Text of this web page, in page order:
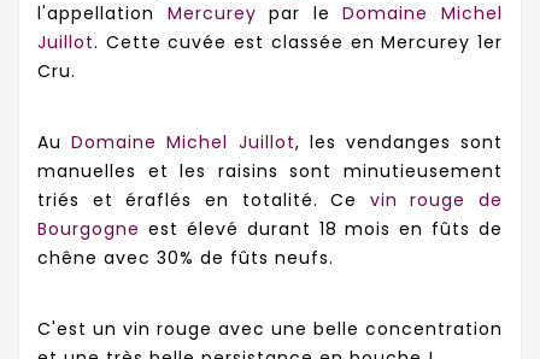
l'appellation Mercurey par leDomaine Michel
Juillot. Cette cuvée est classée en Mercurey 1er
Cru.
AuDomaine Michel Juillot, les vendanges sont
manuelles et les raisins sont minutieusement
triés et éraflés en totalité. Ce vin rouge de
Bourgogne est élevé durant 18 mois en fûts de
chêne avec 30% de fûts neufs.
C'est un vin rouge avec une belle concentration